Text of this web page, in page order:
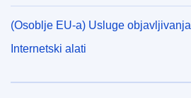
(Osoblje EU-a) Usluge objavljivanja
Internetski alati